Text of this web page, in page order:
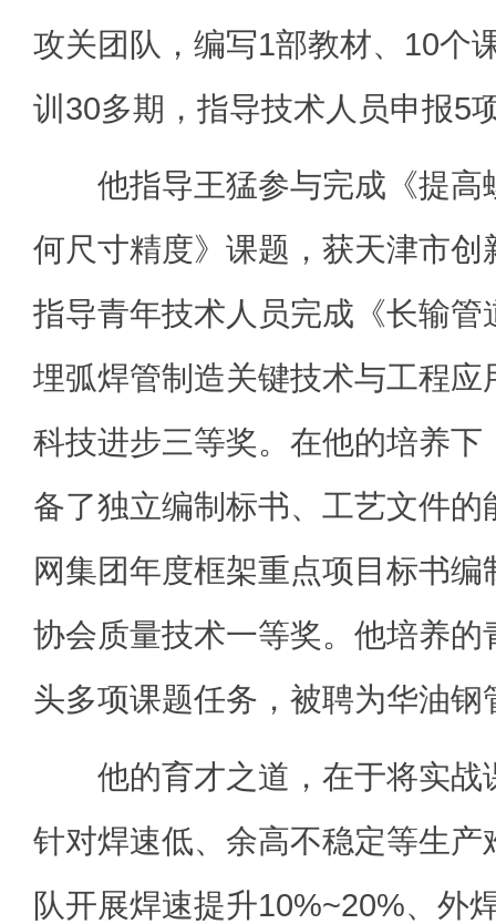
攻关团队，编写1部教材、10个
训30多期，指导技术人员申报5
他指导王猛参与完成《提高
何尺寸精度》课题，获天津市创
指导青年技术人员完成《长输管
埋弧焊管制造关键技术与工程应
科技进步三等奖。在他的培养下
备了独立编制标书、工艺文件
网集团年度框架重点项目标书
协会质量技术一等奖。他培养的
头多项课题任务，被聘为华油
他的育才之道，在于将实战
针对焊速低、余高不稳定等生产
队开展焊速提升10%~20%、外